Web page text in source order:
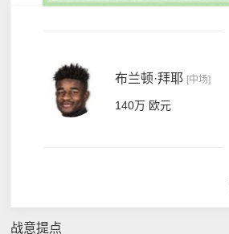
布兰顿·拜耶 [中场]
140万 欧元
战意提点